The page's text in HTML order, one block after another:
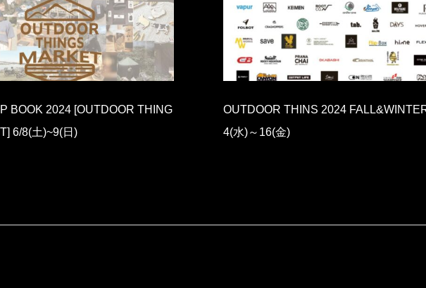
THINS 2024 FALL&WINTER 2/1
16(金)
おぎやはぎのハピキャン「キャンプ
2」優秀賞を受賞